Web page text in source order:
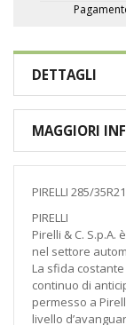
DETTAGLI
MAGGIORI
PIRELLI 285/
PIRELLI
Pirelli & C.
nel settore
La sfida
continuo di
permesso a
livello